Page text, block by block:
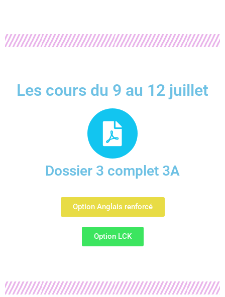
Les cours du 9 au 12 juillet
Dossier 3 complet 3A
Option Anglais renforcé
Option LCK